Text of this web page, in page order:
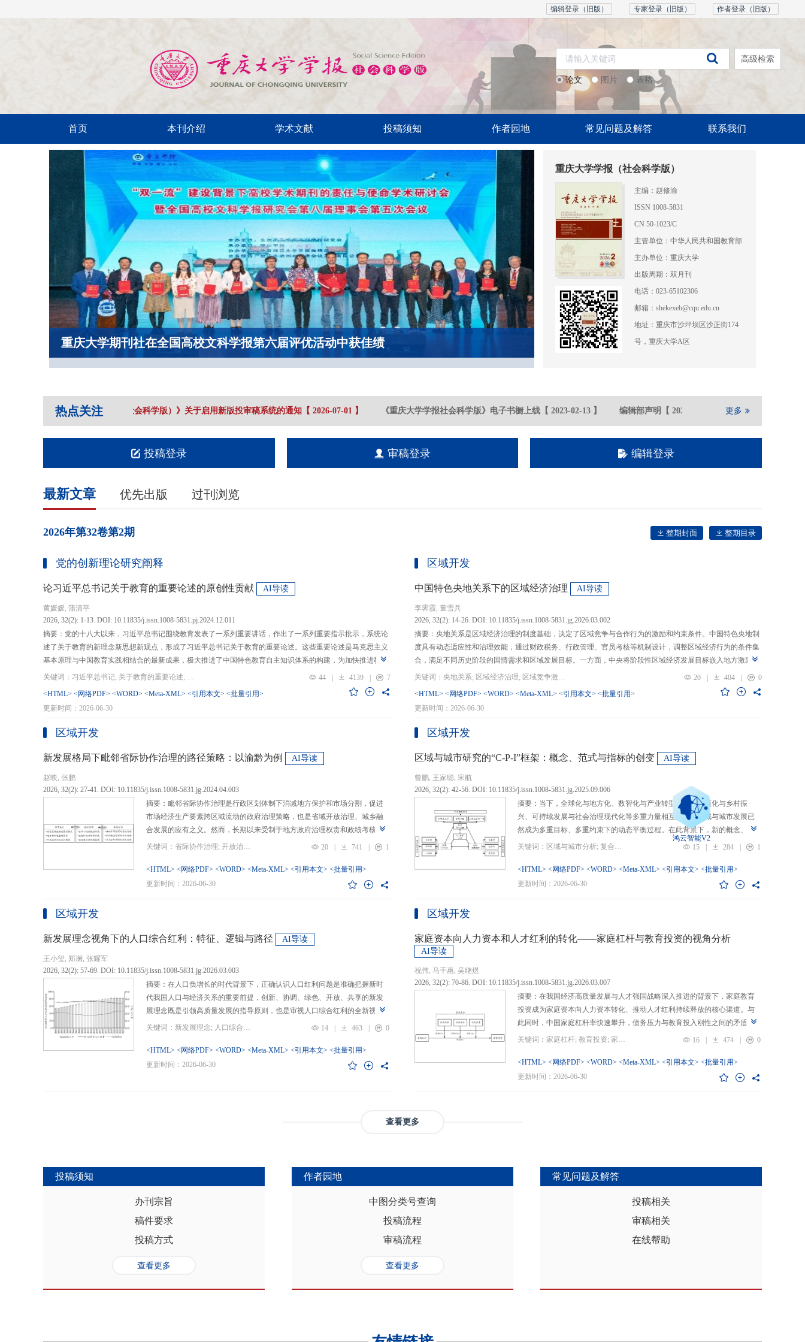
作者登录（旧版）
专家登录（旧版）
编辑登录（旧版）
论文 图片 表格
高级检索
首页 本刊介绍 学术文献 投稿须知 作者园地 常见问题及解答 联系我们
重庆大学期刊社在全国高校文科学报第六届评优活动中获佳绩
重庆大学学报（社会科学版）
主编：赵修渝
ISSN 1008-5831
CN 50-1023/C
主管单位：中华人民共和国教育部
主办单位：重庆大学
出版周期：双月刊
电话：023-65102306
邮箱：shekexeb@cqu.edu.cn
地址：重庆市沙坪坝区沙正街174
号，重庆大学A区
热点关注
《重庆大学学报（社会科学版）》关于启用新版投审稿系统的通知【 2026-07-01】 《重庆大学学报社会科学版》电子书橱上线【 2023-02-13】 编辑部声明【 2021-05 重庆大学期刊社在
更多
投稿登录 审稿登录 编辑登录
最新文章 优先出版 过刊浏览
2026年第32卷第2期 整期封面 整期目录
党的创新理论研究阐释
论习近平总书记关于教育的重要论述的原创性贡献 AI导读
黄媛媛, 蒲清平
2026, 32(2): 1-13. DOI: 10.11835/j.issn.1008-5831.pj.2024.12.011
摘要：党的十八大以来，习近平总书记围绕教育发表了一系列重要讲话，作出了一系列重要指示批示，系统论
述了关于教育的新理念新思想新观点，形成了习近平总书记关于教育的重要论述。这些重要论述是马克思主义
基本原理与中国教育实践相结合的最新成果，极大推进了中国特色教育自主知识体系的构建，为加快推进教育
现代化、建设教育强国提供了强大思想武器和行动指南，作出了重大原创性贡献。这些原创性贡献主要体现
在：第一，从价值论角度明确了教育在党和国家事业发展全局中的战略定位，从政治价值、经济价值、文化价
值、社会价值、创新价值等五个方面创新性回答了新时代“为什么办教育”的战略问题；第二，从认识论角度赋
予了新时代教育发展的多重内涵，深刻揭示其根本性质、根本保证、根本任务、时代使命、最终目的，创新性
回答了新时代“办什么样的教育”的根本问题；第三，从方法论角度立足基本国情遵循教育规律，提出了深化教
育改革创新的总体思路和战略部署，涵盖教育地位的确立、教育道路的选择、教育动力的激发、教育路径的规
划以及教育主体的培育，创新性回答了新时代“怎么办教育”的实践问题。
关键词：习近平总书记; 关于教育的重要论述; 教育强国; 《论教育》; 教育新质生产力; 教育人工智能 44 | 4139 |
7
<HTML> <网络PDF> <WORD> <Meta-XML> <引用本文> <批量引用>
更新时间：2026-06-30
区域开发
中国特色央地关系下的区域经济治理 AI导读
李霁霞, 董雪兵
2026, 32(2): 14-26. DOI: 10.11835/j.issn.1008-5831.jg.2026.03.002
摘要：央地关系是区域经济治理的制度基础，决定了区域竞争与合作行为的激励和约束条件。中国特色央地制
度具有动态适应性和治理效能，通过财政税务、行政管理、官员考核等机制设计，调整区域经济行为的条件集
合，满足不同历史阶段的国情需求和区域发展目标。一方面，中央将阶段性区域经济发展目标嵌入地方激励机
制，引导区域竞争策略转变，包括竞争标的从“为增长而竞争”转向“为发展而竞争”，支出行为从“重建设、轻民
生”转向“基本公共服务均等化”，发展模式从“地方保护”转向“发挥比较优势”，以区域竞争激励和竞争策略优化
提升区域经济治理效率。另一方面，中央通过对口支援、一体化合作、主体功能区建设等制度安排，在保留区
域竞争激励的同时，降低区域合作成本，提高区域合作收益，形成优势互补、规模效益最大化、外部性内部化
等跨区域合作模式，实现国家治理和区域治理效率的统一。在区域经济格局深刻变革与国内发展目标转型升级
的背景下，区域经济治理面临新形势与新挑战。未来区域经济治理研究应聚焦数字时代区域协调发展、因地制
宜发展新质生产力、构建全国统一大市场等重大现实问题，从新治理主体、新发展目标、新治理工具等维度深
化探索，进一步丰富和完善中国特色区域经济治理理论体系，为新时代区域协调发展与区域高质量发展提供学
理支撑。
关键词：央地关系; 区域经济治理; 区域竞争激励; 跨区域合作 20 | 404 |
0
<HTML> <网络PDF> <WORD> <Meta-XML> <引用本文> <批量引用>
更新时间：2026-06-30
区域开发
新发展格局下毗邻省际协作治理的路径策略：以渝黔为例 AI导读
赵映, 张鹏
2026, 32(2): 27-41. DOI: 10.11835/j.issn.1008-5831.jg.2024.04.003
摘要：毗邻省际协作治理是行政区划体制下消减地方保护和市场分割，促进
市场经济生产要素跨区域流动的政府治理策略，也是省域开放治理、城乡融
合发展的应有之义。然而，长期以来受制于地方政府治理权责和政绩考核的
行政区划界限，以及竞争性发展博弈中日渐固化的地方利益，毗邻省际协作
内需、畅通经济循环、建设全国统一大市场的政策导向，为毗邻省际协作治
理提供了新的机遇，借此探析其路径策略是构建新发展格局的内在要求和重
例，采用半结构化访谈法收集数据资料，探析新发展格局下毗邻省际协作治
理的路径策略。研究表明，毗邻省际协作治理是毗邻省（自治区、直辖市）
达成多向度的系统性治理行动过程。新发展格局下毗邻省际协作治理的路径
策略首先是厘清国家战略政策要求、省际协作发展需要，以及市场主体和民
众期望，凝聚利益相关主体的协作治理共识，明确毗邻省际协作治理是省域
开放治理必须积极作为的必答题。其次，统筹衔接国家战略政策与省域治理
规划，构建去中心化的组织结构总体布局，下好毗邻协作先行示范区创建、
网络协同治理的比较优势和互补功能，牵住“牛鼻子”工程，着重优化开放协作
机制和生态共保联治，促进基础设施和基本公共服务一体化，推动产业链整
关键词：省际协作治理; 开放治理; 行政区划; 统一大市场; 新发展格局 20 | 741 | 1
<HTML> <网络PDF> <WORD> <Meta-XML> <引用本文> <批量引用>
更新时间：2026-06-30
区域开发
区域与城市研究的“C-P-I”框架：概念、范式与指标的创变 AI导读
曾鹏, 王家聪, 宋航
2026, 32(2): 42-56. DOI: 10.11835/j.issn.1008-5831.jg.2025.09.006
摘要：当下，全球化与地方化、数智化与产业转型、新型城镇化与乡村振
兴、可持续发展与社会治理现代化等多重力量相互交织，区域与城市发展已
然成为多重目标、多重约束下的动态平衡过程。在此背景下，新的概念、新
的要求、新的范围不断涌现，形成了以“A视角下的B”“面向A的B”“基于A的B”
而是蕴含了新的目标要求、关系规范或作用范围，代表了对区域与城市复杂
问题的新认知。然而，目前学术界对于这类复杂概念的综合评价研究相对滞
概念内涵关键方面，也缺乏系统检验。对此，文章提出区域与城市研究的“C-
重一致性，即确保概念界定与测量操作的逻辑统一。其次，在指标体系科学
构建上，采用多维交叉原则，深入交叉单元层面进行刻画；层级分解原则，
建立从目的层到场景层、要素层、观测层、指标层和说明层的系统结构；应
然实然一体原则，实现理论理想与现实测量的统一。最后，在具体指标可信
选择上，强调完备性，全面覆盖概念内涵；强调复合性，体现概念的交叉交
架不仅提供了评价复杂概念的工具，更蕴含促进复杂概念发现与再生产的机
制，能够推动区域分析从传统的、相对静态的、单一维度的模式，向更加动
关键词：区域与城市分析; 复合概念; “C-P-I”框架; 指标体系 15 | 284 | 1
<HTML> <网络PDF> <WORD> <Meta-XML> <引用本文> <批量引用>
更新时间：2026-06-30
区域开发
新发展理念视角下的人口综合红利：特征、逻辑与路径 AI导读
王小玺, 郑澜, 张耀军
2026, 32(2): 57-69. DOI: 10.11835/j.issn.1008-5831.jg.2026.03.003
摘要：在人口负增长的时代背景下，正确认识人口红利问题是准确把握新时
代我国人口与经济关系的重要前提，创新、协调、绿色、开放、共享的新发
展理念既是引领高质量发展的指导原则，也是审视人口综合红利的全新视
角。从内涵特征看，新时代的人口综合红利理论是在发展基础、核心理念和
位和发展进程，以人口数量、结构、素质、分布等人口条件为基础，以新发
展理念为导向，通过政策措施的适应性调整从而培育、巩固和收获人口优
中，既要立足当下人口负增长的现实，充分挖掘和利用现有人口条件，也要
放眼未来人口发展趋势，积极挖掘、培育人口结构优化红利、人口素质提升
红利和人口合理分布红利，以相关政策制度的调整完善为路径，引导人口发
展符合创新、协调、绿色、开放、共享的理念需求，积极回应人口发展的趋
势性特征和高质量发展的目标任务，通过进一步完善生育养老政策、推进教
育强国建设、优化城镇格局体系，以人口与经济高质量发展支撑中国式现代
关键词：新发展理念; 人口综合红利; 高质量发展; 人口政策; 中国式现代化 14 | 463 | 0
<HTML> <网络PDF> <WORD> <Meta-XML> <引用本文> <批量引用>
更新时间：2026-06-30
区域开发
家庭资本向人力资本和人才红利的转化——家庭杠杆与教育投资的视角分析
AI导读
祝伟, 马千惠, 吴继煜
2026, 32(2): 70-86. DOI: 10.11835/j.issn.1008-5831.jg.2026.03.007
摘要：在我国经济高质量发展与人才强国战略深入推进的背景下，家庭教育
投资成为家庭资本向人力资本转化、推动人才红利持续释放的核心渠道。与
此同时，中国家庭杠杆率快速攀升，债务压力与教育投入刚性之间的矛盾日
益凸显，二者的互动关系直接关系到人力资本积累效率、教育公平与家庭金
育投资的作用机制，且普遍忽视家庭经济、社会、文化资本的综合调节效应
与多维度异质性特征。基于此，文章利用2017年和2019年中国家庭金融调查
弱，表明资本充裕家庭可依靠自有资源满足教育需求，降低对债务融资的依
赖。第三，异质性分析结果显示，债务多元化水平较低、主要依赖内源融资
以及城镇的家庭在杠杆上升时更倾向于增加更多的教育投资。第四，进一步
讨论后发现，家庭杠杆与教育投资之间存在倒“U”型的非线性关系，当家庭财
务压力较轻时，杠杆上升会促使家庭增加教育投入，但财务负担过重时则导
致教育支出削减，说明适度杠杆可缓解流动性约束并支撑教育投入，而过度
关键词：家庭杠杆; 教育投资; 家庭资本; 家庭债务结构; CHFS 16 | 474 | 0
<HTML> <网络PDF> <WORD> <Meta-XML> <引用本文> <批量引用>
更新时间：2026-06-30
查看更多
投稿须知
办刊宗旨
稿件要求
投稿方式
查看更多
作者园地
中图分类号查询
投稿流程
审稿流程
查看更多
常见问题及解答
投稿相关
审稿相关
在线帮助
鸿云智能V2